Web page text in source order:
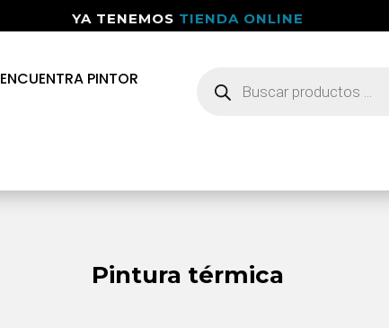
YA TENEMOS TIENDA ONLINE
ENCUENTRA PINTOR
productos
Pintura térmica